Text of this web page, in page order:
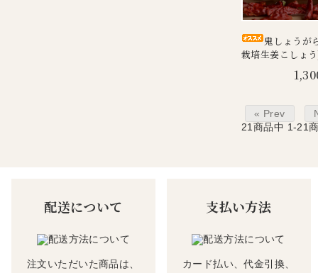
鬼しょうが
栽培生姜こしょ
« Prev
21 商品中 1-21
配送について
注文いただいた商品は、
支払い方法
カード払い、代金引換、